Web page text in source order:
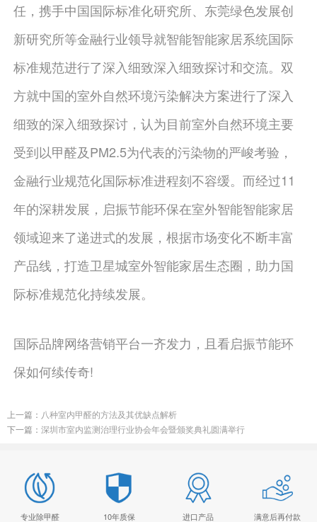
任，携手中国国际标准化研究所、东莞绿色发展创
新研究所等金融行业领导就智能智能家居系统国际
标准规范进行了深入细致深入细致探讨和交流。双
方就中国的室外自然环境污染解决方案进行了深入
细致的深入细致探讨，认为目前室外自然环境主要
受到以甲醛及PM2.5为代表的污染物的严峻考验，
金融行业规范化国际标准进程刻不容缓。而经过11
年的深耕发展，启振节能环保在室外智能智能家居
领域迎来了递进式的发展，根据市场变化不断丰富
产品线，打造卫星城室外智能家居生态圈，助力国
际标准规范化持续发展。
国际品牌网络营销平台一齐发力，且看启振节能环
保如何续传奇!
上一篇： 八种室内甲醛的方法及其优缺点解析
下一篇： 深圳市室内监测治理行业协会年会暨颁奖典礼圆满举行
专业除甲醛 10年质保 进口产品 满意后再付款